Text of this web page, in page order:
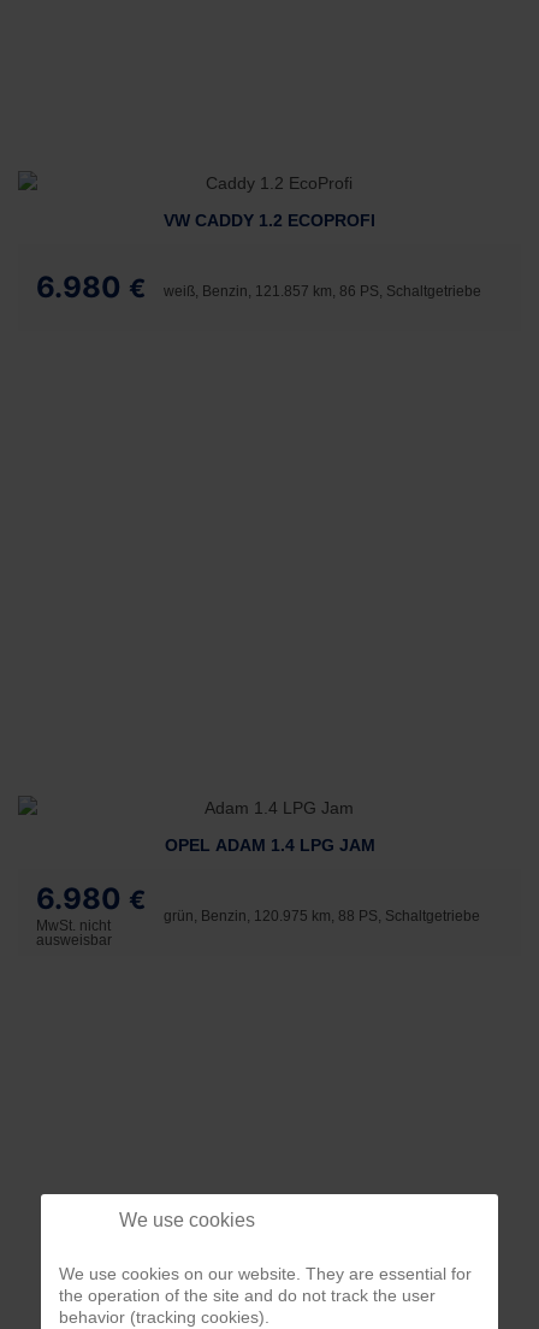
VW CADDY 1.2 ECOPROFI
6.980 € weiß, Benzin, 121.857 km, 86 PS, Schaltgetriebe
OPEL ADAM 1.4 LPG JAM
6.980 €
MwSt. nicht
ausweisbar
grün, Benzin, 120.975 km, 88 PS, Schaltgetriebe
We use cookies
We use cookies on our website. They are essential for
the operation of the site and do not track the user
behavior (tracking cookies).